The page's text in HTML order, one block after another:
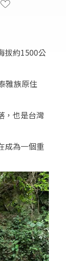
拔約1500公
雅族原住
，也是台灣
成為一個重